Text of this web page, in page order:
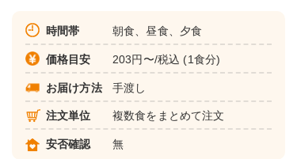
時間帯 朝食、昼食、夕食
価格目安 203円〜/税込 (1食分)
お届け方法 手渡し
注文単位 複数食をまとめて注文
安否確認 無